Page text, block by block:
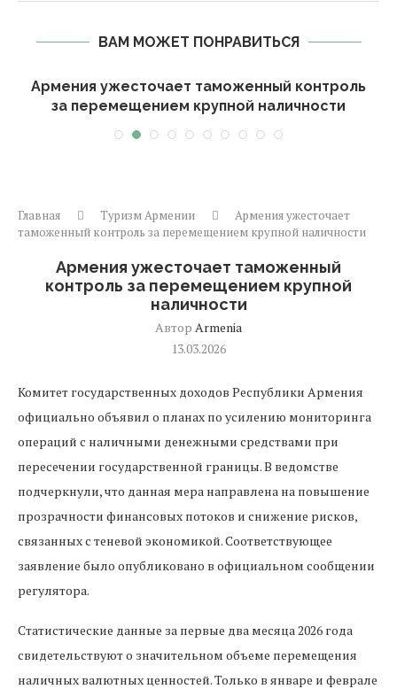
ВАМ МОЖЕТ ПОНРАВИТЬСЯ
Армения ужесточает таможенный контроль
за перемещением крупной наличности
Главная Туризм Армении
Армения ужесточает
таможенный контроль за перемещением крупной наличности
Армения ужесточает таможенный
контроль за перемещением крупной
наличности
Автор Armenia
13.03.2026
Комитет государственных доходов Республики Армения
официально объявил о планах по усилению мониторинга
операций с наличными денежными средствами при
пересечении государственной границы. В ведомстве
подчеркнули, что данная мера направлена на повышение
прозрачности финансовых потоков и снижение рисков,
связанных с теневой экономикой. Соответствующее
заявление было опубликовано в официальном сообщении
регулятора.
Статистические данные за первые два месяца 2026 года
свидетельствуют о значительном объеме перемещения
наличных валютных ценностей. Только в январе и феврале